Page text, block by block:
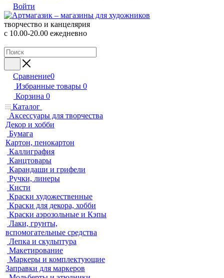
Войти
творчество и канцелярия
с 10.00-20.00 ежедневно
Сравнение0
Избранные товары 0
Корзина 0
Каталог
Аксессуары для творчества
Декор и хобби
Бумага
Картон, пенокартон
Каллиграфия
Канцтовары
Карандаши и грифели
Ручки, линеры
Кисти
Краски художественные
Краски для декора, хобби
Краски аэрозольные и Кэпы
Лаки, грунты,
вспомогательные средства
Лепка и скульптура
Макетирование
Маркеры и комплектующие
Заправки для маркеров